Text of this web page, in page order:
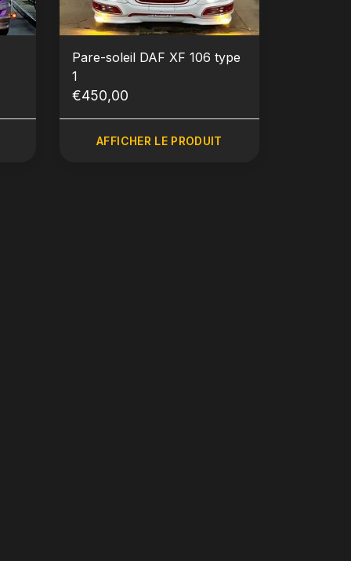
Pare-soleil DAF XF 106 type
1
€450,00
AFFICHER LE PRODUIT